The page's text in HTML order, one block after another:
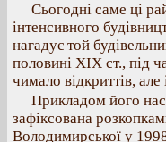
Сьогодні саме ці
інтенсивного
нагадує той
половині XIX ст., під
чимало відкриттів, але
Прикладом його
зафіксована
Володимирської у